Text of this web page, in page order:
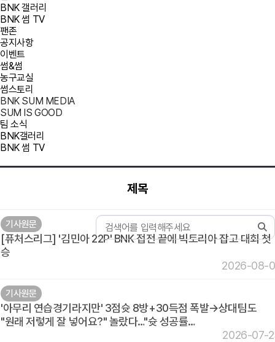
BNK 갤러리
BNK 썸 TV
팬존
공지사항
이벤트
썸&썸
농구교실
썸스토리
BNK SUM MEDIA
SUM IS GOOD
팀 소식
BNK갤러리
BNK 썸 TV
제목
기사원문
[퓨처스리그] '김민아 22P' BNK 접전 끝에 빅토리아 잡고 대회 첫
승
2026-08-
기사원문
'아무리 연습경기라지만' 3점슛 8방+30득점 폭발→상대팀도
"원래 저렇게 잘 넣어요?" 놀랐다…"슛 성공률…
2026-07-